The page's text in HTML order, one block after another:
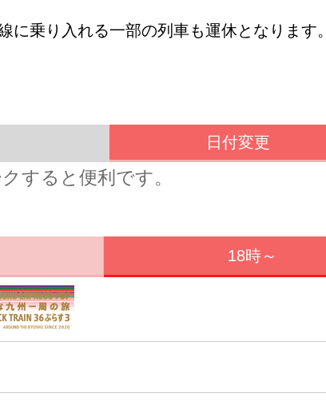
に乗り入れる一部の列車も運休となります。
日付変更
すると便利です。
18時～